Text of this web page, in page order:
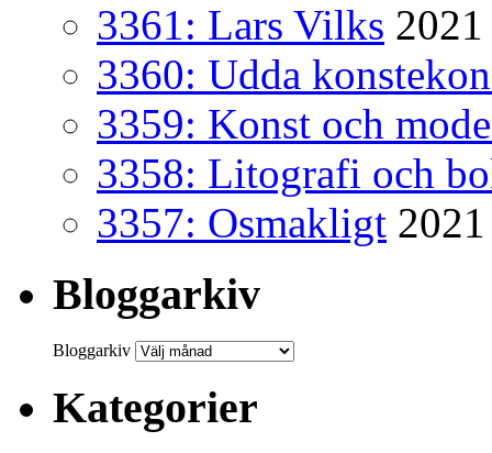
3361: Lars Vilks
3360: Udda
3359: Konst och
3358: Litografi och
3357: Osmakligt
Bloggarkiv
Bloggarkiv
Kategorier